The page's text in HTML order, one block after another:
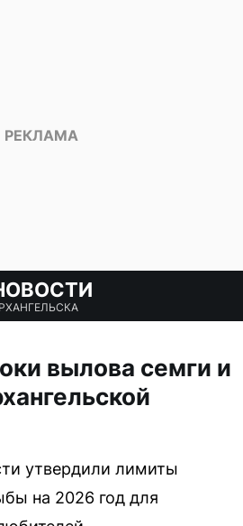
вылова семги и
утвердили лимиты
на 2026 год для